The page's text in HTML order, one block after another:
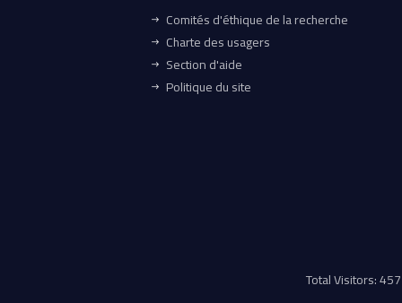
Comités d'éthique de la recherche
Charte des usagers
Section d'aide
Politique du site
Total Visitors: